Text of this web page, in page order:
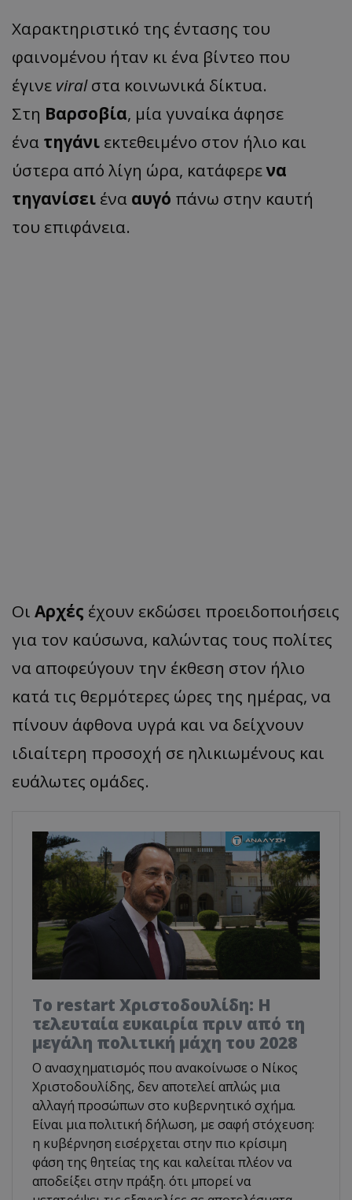
Χαρακτηριστικό της έντασης του
φαινομένου ήταν κι ένα βίντεο που
έγινε viralστα κοινωνικά δίκτυα.
Στη Βαρσοβία, μία γυναίκα άφησε
ένα τηγάνι εκτεθειμένο στον ήλιο και
ύστερα από λίγη ώρα, κατάφερενα
τηγανίσει ένα αυγό πάνω στην καυτή
του επιφάνεια.
Οι Αρχές έχουν εκδώσει προειδοποιήσεις
για τον καύσωνα, καλώντας τους πολίτες
να αποφεύγουν την έκθεση στον ήλιο
κατά τις θερμότερες ώρες της ημέρας, να
πίνουν άφθονα υγρά και να δείχνουν
ιδιαίτερη προσοχή σε ηλικιωμένους και
ευάλωτες ομάδες.
Το restart Χριστοδουλίδη: Η
τελευταία ευκαιρία πριν από τη
μεγάλη πολιτική μάχη του 2028
Ο ανασχηματισμός που ανακοίνωσε ο Νίκος
Χριστοδουλίδης, δεν αποτελεί απλώς μια
αλλαγή προσώπων στο κυβερνητικό σχήμα.
Είναι μια πολιτική δήλωση, με σαφή στόχευση:
η κυβέρνηση εισέρχεται στην πιο κρίσιμη
φάση της θητείας της και καλείται πλέον να
αποδείξει στην πράξη. ότι μπορεί να